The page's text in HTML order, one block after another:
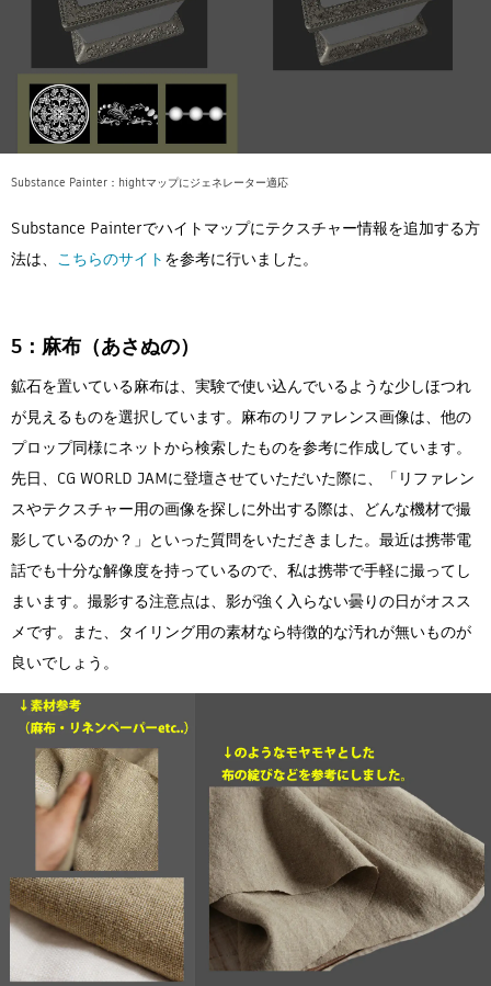
Substance Painter：hightマップにジェネレーター適応
Substance Painterでハイトマップにテクスチャー情報を追加する方
法は、 こちらのサイト を参考に行いました。
5：麻布（あさぬの）
鉱石を置いている麻布は、実験で使い込んでいるような少しほつれ
が見えるものを選択しています。麻布のリファレンス画像は、他の
プロップ同様にネットから検索したものを参考に作成しています。
先日、CG WORLD JAMに登壇させていただいた際に、「リファレン
スやテクスチャー用の画像を探しに外出する際は、どんな機材で撮
影しているのか？」といった質問をいただきました。最近は携帯電
話でも十分な解像度を持っているので、私は携帯で手軽に撮ってし
まいます。撮影する注意点は、影が強く入らない曇りの日がオスス
メです。また、タイリング用の素材なら特徴的な汚れが無いものが
良いでしょう。